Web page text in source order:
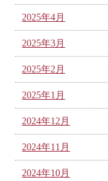
2025年4月
2025年3月
2025年2月
2025年1月
2024年12月
2024年11月
2024年10月